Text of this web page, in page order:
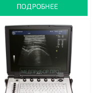
ПОДРОБНЕЕ